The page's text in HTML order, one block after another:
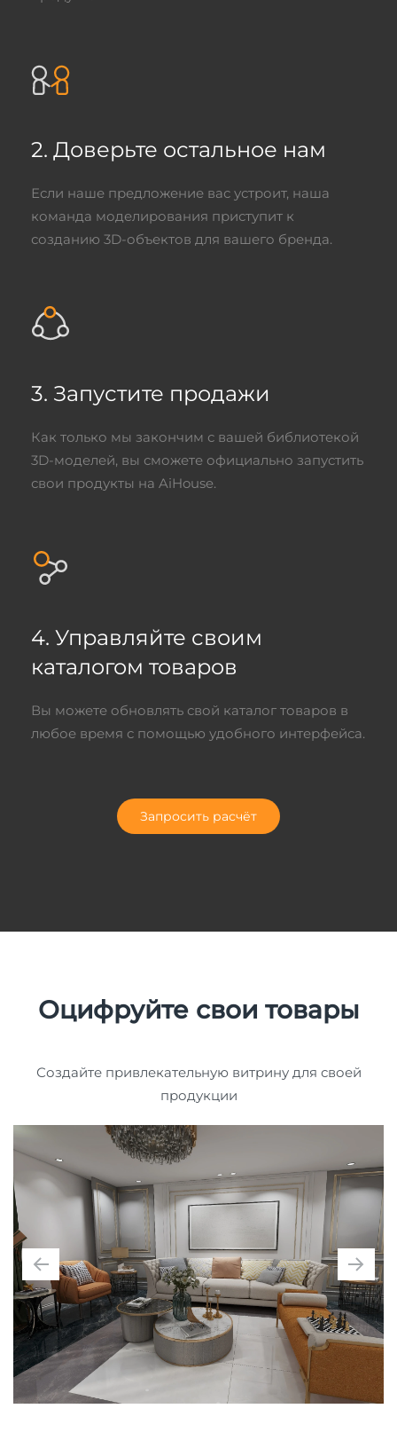
2. Доверьте остальное нам
Если наше предложение вас устроит, наша
команда моделирования приступит к
созданию 3D-объектов для вашего бренда.
3. Запустите продажи
Как только мы закончим с вашей библиотекой
3D-моделей, вы сможете официально запустить
свои продукты на AiHouse.
4. Управляйте своим
каталогом товаров
Вы можете обновлять свой каталог товаров в
любое время с помощью удобного интерфейса.
Запросить расчёт
Оцифруйте свои товары
Создайте привлекательную витрину для своей
продукции